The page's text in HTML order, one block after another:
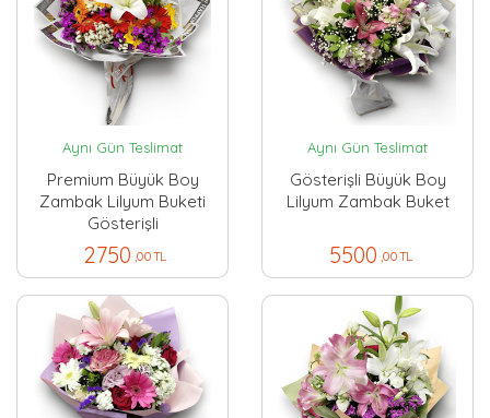
Aynı Gün Teslimat
Premium Büyük Boy
Zambak Lilyum Buketi
Gösterişli
2750 ,00 TL
Aynı Gün Teslimat
Gösterişli Büyük Boy
Lilyum Zambak Buket
5500 ,00 TL